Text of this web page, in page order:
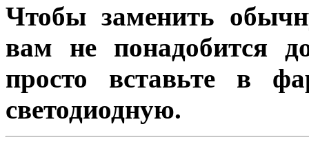
Чтобы заменить
вам не понадобится
просто вставьте в
светодиодную.